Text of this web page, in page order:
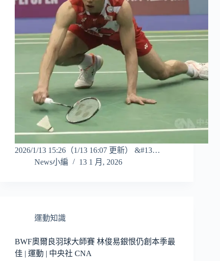
2026/1/13 15:26（1/13 16:07 更新） &#13…
News小編
13 1 月, 2026
運動知識
BWF奧爾良羽球大師賽 林俊易銀恨仍創本季最
佳 | 運動 | 中央社 CNA